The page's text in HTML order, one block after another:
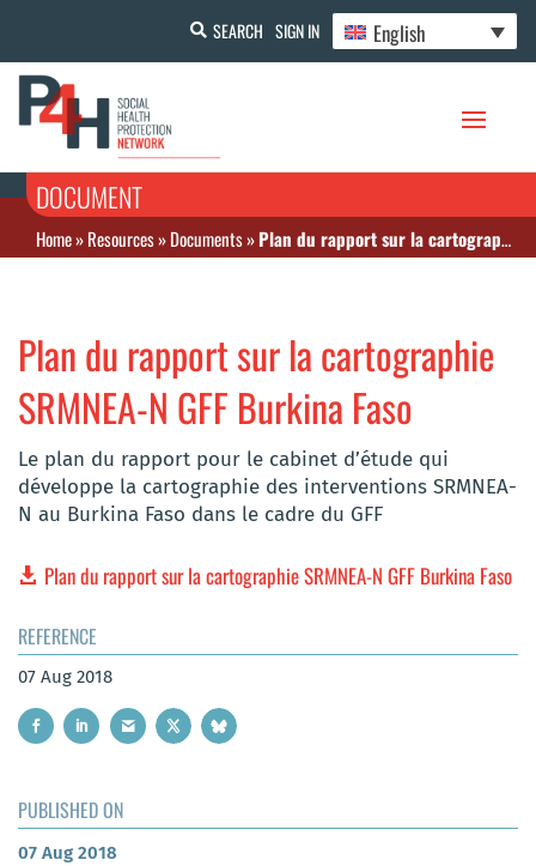
SEARCH SIGN IN English
DOCUMENT
Home»Resources»Documents»Plan du rapport sur la cartographie SRMNEA-N GFF Burkina Faso
Plan du rapport sur la cartographie
SRMNEA-N GFF Burkina Faso
Le plan du rapport pour le cabinet d’étude qui
développe la cartographie des interventions SRMNEA-
N au Burkina Faso dans le cadre du GFF
Plan du rapport sur la cartographie SRMNEA-N GFF Burkina Faso
REFERENCE
07 Aug 2018
PUBLISHED ON
07 Aug 2018